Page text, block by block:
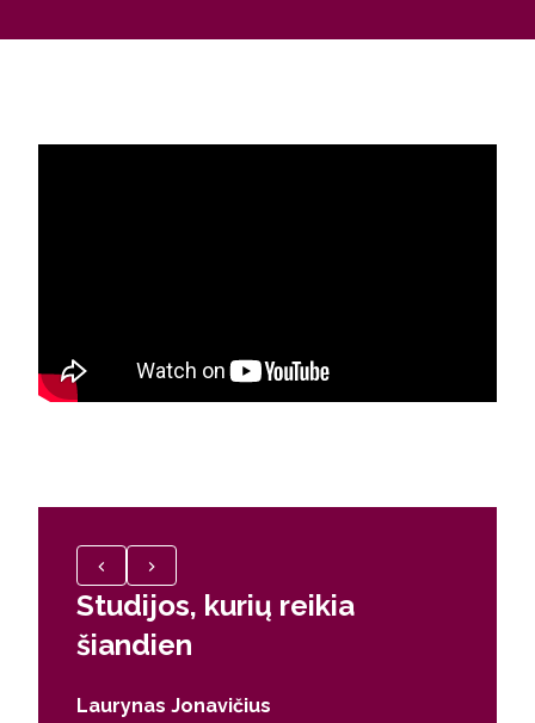
Studijos, kurių reikia
šiandien
Laurynas Jonavičius